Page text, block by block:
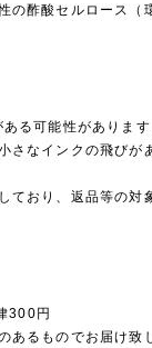
の酢酸セルロース（
る可能性があります
さなインクの飛びが
ており、返品等の対
300円
あるものでお届け致